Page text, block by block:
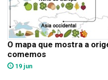
O mapa que mostra a
comemos
19 jun